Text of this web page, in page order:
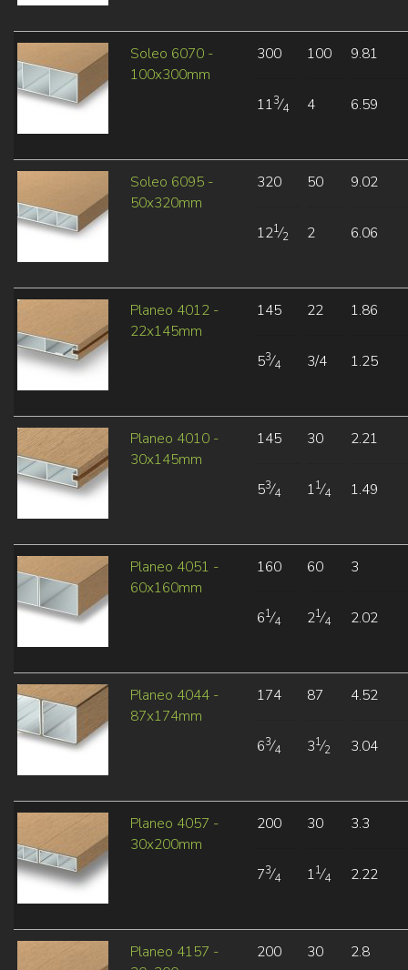
Soleo 6070 -
100x300mm
300
113⁄4
100
4
9.81
6.59
Soleo 6095 -
50x320mm
320
121⁄2
50
2
9.02
6.06
Planeo 4012 -
22x145mm
145
53⁄4
22
3/4
1.86
1.25
Planeo 4010 -
30x145mm
145
53⁄4
30
11⁄4
2.21
1.49
Planeo 4051 -
60x160mm
160
61⁄4
60
21⁄4
3
2.02
Planeo 4044 -
87x174mm
174
63⁄4
87
31⁄2
4.52
3.04
Planeo 4057 -
30x200mm
200
73⁄4
30
11⁄4
3.3
2.22
Planeo 4157 -
200 30 2.8